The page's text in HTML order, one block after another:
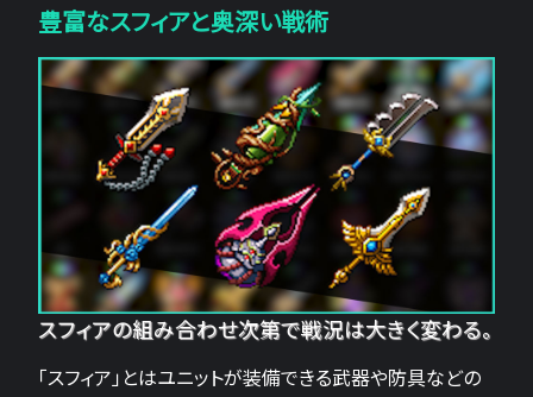
豊富なスフィアと奥深い戦術
スフィアの組み合わせ次第で戦況は大きく変わる。
「スフィア」とはユニットが装備できる武器や防具などの